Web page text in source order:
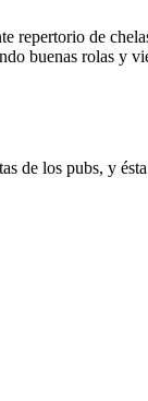
repertorio de
buenas rolas y
de los pubs, y